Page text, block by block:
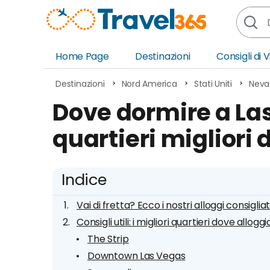
Home Page
Destinazioni
Africa
Nord America
Sud America
Consigli di
Destinazioni Nord America Stati Uniti
Dove dormire a
quartieri migliori
Indice
Vai di fretta? Ecco i nostri alloggi
Consigli utili: i migliori quartieri dove
The Strip
Downtown Las Vegas